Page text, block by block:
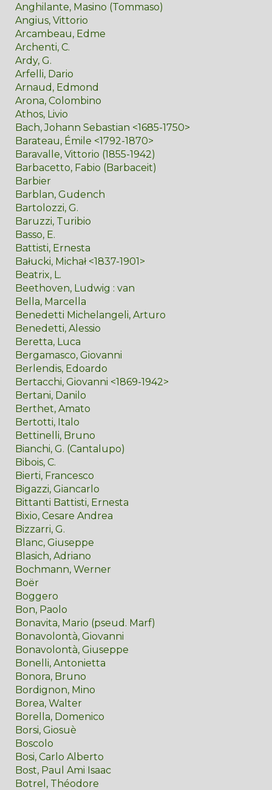
Anghilante, Masino (Tommaso)
Angius, Vittorio
Arcambeau, Edme
Archenti, C.
Ardy, G.
Arfelli, Dario
Arnaud, Edmond
Arona, Colombino
Athos, Livio
Bach, Johann Sebastian <1685-1750>
Barateau, Émile <1792-1870>
Baravalle, Vittorio (1855-1942)
Barbacetto, Fabio (Barbaceit)
Barbier
Barblan, Gudench
Bartolozzi, G.
Baruzzi, Turibio
Basso, E.
Battisti, Ernesta
Bałucki, Michał <1837-1901>
Beatrix, L.
Beethoven, Ludwig : van
Bella, Marcella
Benedetti Michelangeli, Arturo
Benedetti, Alessio
Beretta, Luca
Bergamasco, Giovanni
Berlendis, Edoardo
Bertacchi, Giovanni <1869-1942>
Bertani, Danilo
Berthet, Amato
Bertotti, Italo
Bettinelli, Bruno
Bianchi, G. (Cantalupo)
Bibois, C.
Bierti, Francesco
Bigazzi, Giancarlo
Bittanti Battisti, Ernesta
Bixio, Cesare Andrea
Bizzarri, G.
Blanc, Giuseppe
Blasich, Adriano
Bochmann, Werner
Boër
Boggero
Bon, Paolo
Bonavita, Mario (pseud. Marf)
Bonavolontà, Giovanni
Bonavolontà, Giuseppe
Bonelli, Antonietta
Bonora, Bruno
Bordignon, Mino
Borea, Walter
Borella, Domenico
Borsi, Giosuè
Boscolo
Bosi, Carlo Alberto
Bost, Paul Ami Isaac
Botrel, Théodore